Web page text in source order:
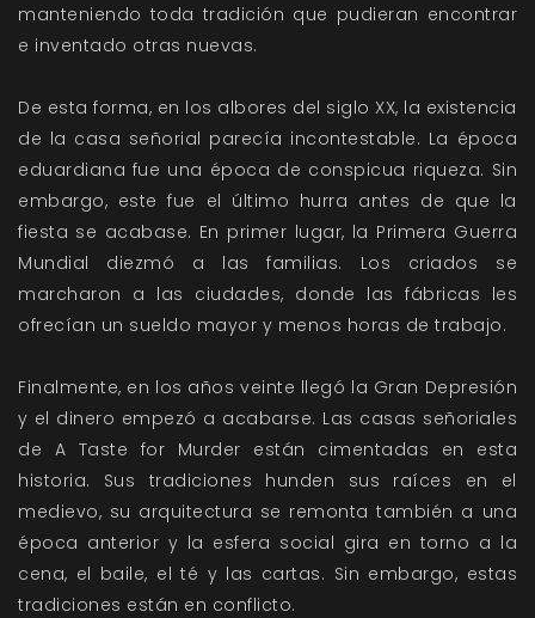
manteniendo toda tradición que pudieran encontrar
e inventado otras nuevas.
De esta forma, en los albores del siglo XX, la existencia
de la casa señorial parecía incontestable. La época
eduardiana fue una época de conspicua riqueza. Sin
embargo, este fue el último hurra antes de que la
fiesta se acabase. En primer lugar, la Primera Guerra
Mundial diezmó a las familias. Los criados se
marcharon a las ciudades, donde las fábricas les
ofrecían un sueldo mayor y menos horas de trabajo.
Finalmente, en los años veinte llegó la Gran Depresión
y el dinero empezó a acabarse. Las casas señoriales
de A Taste for Murder están cimentadas en esta
historia. Sus tradiciones hunden sus raíces en el
medievo, su arquitectura se remonta también a una
época anterior y la esfera social gira en torno a la
cena, el baile, el té y las cartas. Sin embargo, estas
tradiciones están en conflicto.